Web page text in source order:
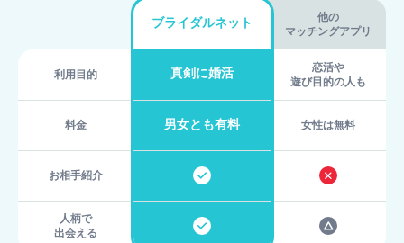
利用目的
料金
お相手紹介
人柄で
出会える
ブライダルネット
真剣に婚活
男女とも有料
他の
マッチングアプリ
恋活や
遊び目的の人も
女性は無料